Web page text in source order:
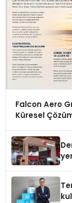
Falcon Aero
Küresel